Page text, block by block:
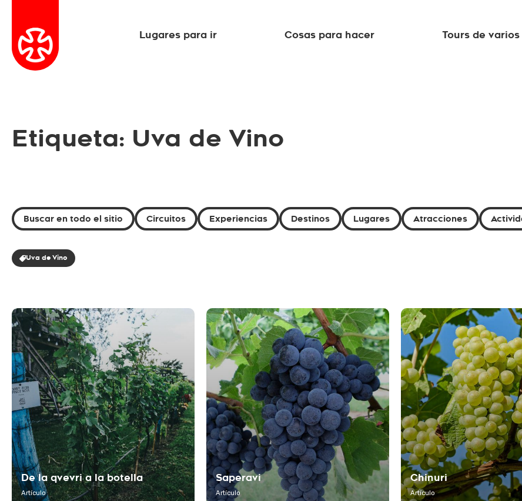
Lugares para ir Cosas para hacer Tours de
Etiqueta: Uva de Vino
Buscar en todo el sitio Circuitos Experiencias Destinos Lugares Atracciones
Uva de Vino
De la qvevri a la botella
Artículo
Saperavi
Artículo
Chinuri
Artículo